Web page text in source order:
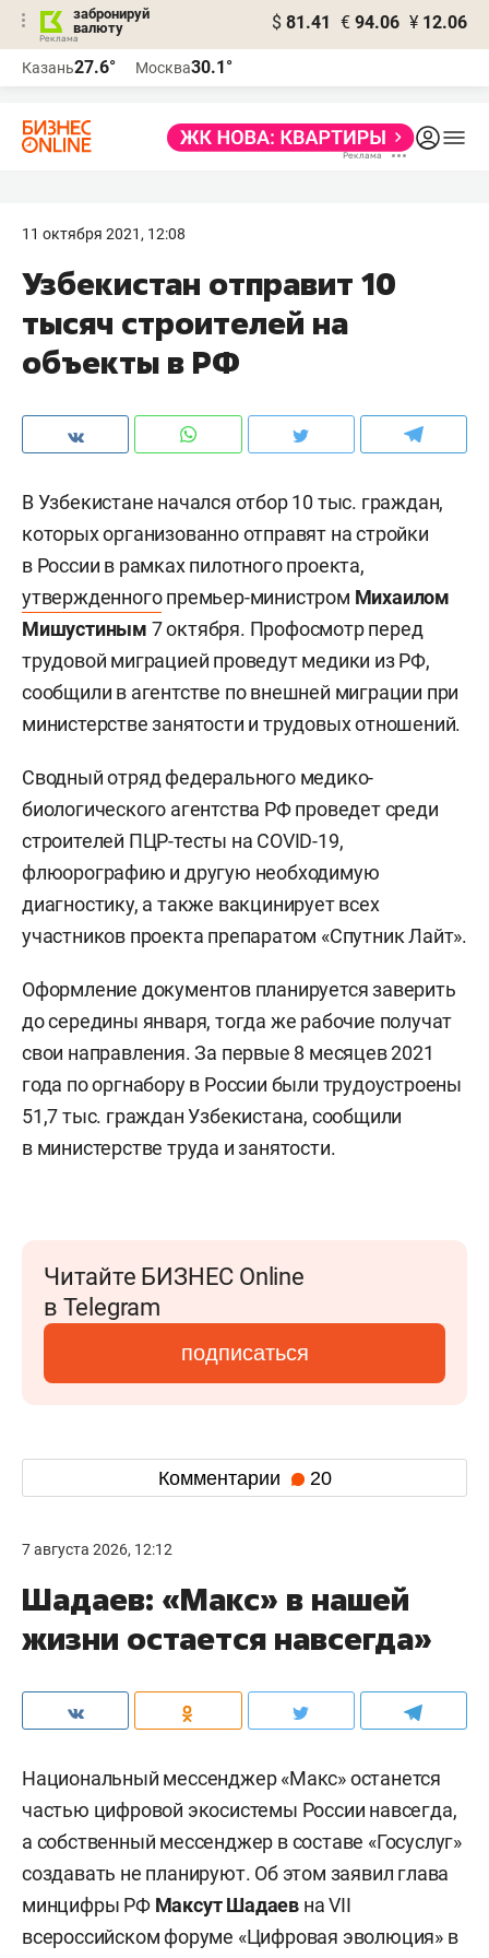
забронируй
валюту
$ 81.41 € 94.06 ¥ 12.06
Казань27.6° Москва30.1°
11 октября 2021, 12:08
Узбекистан отправит 10
тысяч строителей на
объекты в РФ
В Узбекистане начался отбор 10 тыс. граждан,
которых организованно отправят на стройки
в России в рамках пилотного проекта,
утвержденногопремьер-министром Михаилом
Мишустиным 7 октября. Профосмотр перед
трудовой миграцией проведут медики из РФ,
сообщили в агентстве по внешней миграции при
министерстве занятости и трудовых отношений.
Сводный отряд федерального медико-
биологического агентства РФ проведет среди
строителей ПЦР-тесты на COVID-19,
флюорографию и другую необходимую
диагностику, а также вакцинирует всех
участников проекта препаратом «Спутник Лайт».
Оформление документов планируется заверить
до середины января, тогда же рабочие получат
свои направления. За первые 8 месяцев 2021
года по оргнабору в России были трудоустроены
51,7 тыс. граждан Узбекистана, сообщили
в министерстве труда и занятости.
Читайте БИЗНЕС Online
в Telegram
подписаться
Комментарии 20
7 августа 2026, 12:12
Шадаев: «Макс» в нашей
жизни остается навсегда»
Национальный мессенджер «Макс» останется
частью цифровой экосистемы России навсегда,
а собственный мессенджер в составе «Госуслуг»
создавать не планируют. Об этом заявил глава
минцифры РФ Максут Шадаев на VII
всероссийском форуме «Цифровая эволюция» в